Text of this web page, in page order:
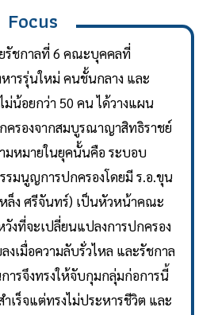
Focus
รัชกาลที่ 6 คณะบุคคลที่
ารรุ่นใหม่ คนชั้นกลาง และ
ม่น้อยกว่า 50 คน ได้วางแผน
ครองจากสมบูรณาญาสิทธิราชย์
มหมายในยุคนั้นคือ ระบอบ
รมนูญการปกครองโดยมี ร.อ.ขุน
ง ศรีจันทร์) เป็นหัวหน้าคณะ
งที่จะเปลี่ยนแปลงการปกครอง
เมื่อความลับรั่วไหล และรัชกาล
ารจึงทรงให้จับกุมกลุ่มก่อการนี้
เร็จแต่ทรงไม่ประหารชีวิต และ